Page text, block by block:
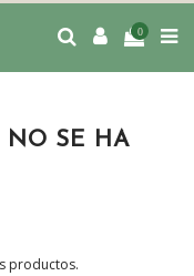
0
NO SE HA
productos.